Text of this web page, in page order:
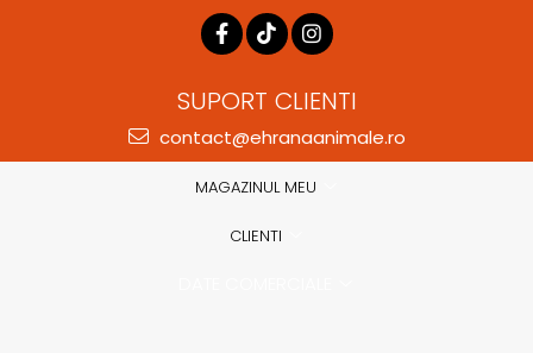
SUPORT CLIENTI
contact@ehranaanimale.ro
MAGAZINUL MEU
CLIENTI